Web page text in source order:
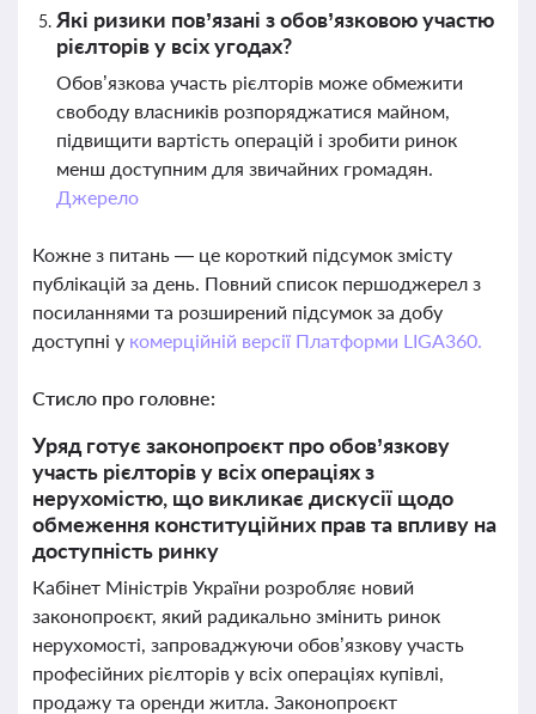
Які ризики пов’язані з обов’язковою участю
рієлторів у всіх угодах?
Обов’язкова участь рієлторів може обмежити
свободу власників розпоряджатися майном,
підвищити вартість операцій і зробити ринок
менш доступним для звичайних громадян.
Джерело
Кожне з питань — це короткий підсумок змісту
публікацій за день. Повний список першоджерел з
посиланнями та розширений підсумок за добу
доступні у комерційній версії Платформи LIGA360.
Стисло про головне:
Уряд готує законопроєкт про обов’язкову
участь рієлторів у всіх операціях з
нерухомістю, що викликає дискусії щодо
обмеження конституційних прав та впливу на
доступність ринку
Кабінет Міністрів України розробляє новий
законопроєкт, який радикально змінить ринок
нерухомості, запроваджуючи обов’язкову участь
професійних рієлторів у всіх операціях купівлі,
продажу та оренди житла. Законопроєкт